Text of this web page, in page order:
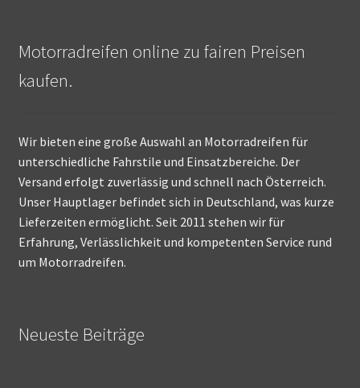
Motorradreifen online zu fairen Preisen
kaufen.
Wir bieten eine große Auswahl an Motorradreifen für
unterschiedliche Fahrstile und Einsatzbereiche. Der
Versand erfolgt zuverlässig und schnell nach Österreich.
Unser Hauptlager befindet sich in Deutschland, was kurze
Lieferzeiten ermöglicht. Seit 2011 stehen wir für
Erfahrung, Verlässlichkeit und kompetenten Service rund
um Motorradreifen.
Neueste Beiträge